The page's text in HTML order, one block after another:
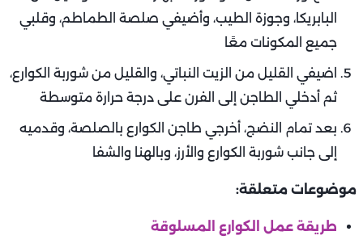
البابريكا، وجوزة الطيب، وأضيفي صلصة الطماطم، وقلبي
جميع المكونات معًا
اضيفي القليل من الزيت النباتي، والقليل من شوربة الكوارع،
ثم أدخلي الطاجن إلى الفرن على درجة حرارة متوسطة
بعد تمام النضج، أخرجي طاجن الكوارع بالصلصة، وقدميه
إلى جانب شوربة الكوارع والأرز، وبالهنا والشفا
موضوعات متعلقة:
طريقة عمل الكوارع المسلوقة